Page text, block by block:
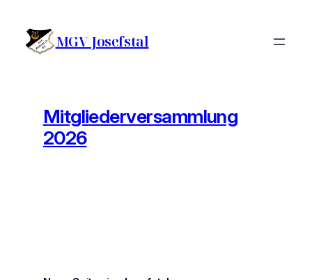
Inhalt
springen
MGV Josefstal
Mitgliederversammlung
2026